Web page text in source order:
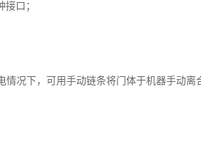
口；
况下，可用手动链条将门体于机器手动离